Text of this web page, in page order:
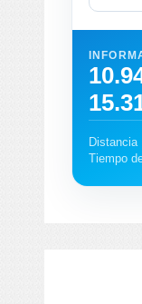
Distancia
Tiempo